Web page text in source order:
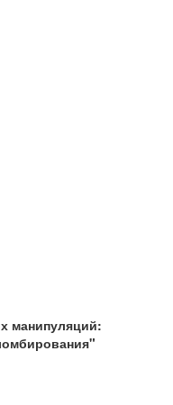
манипуляций: